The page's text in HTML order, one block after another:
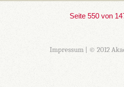
Seite 550 von
Impressum| © 2012